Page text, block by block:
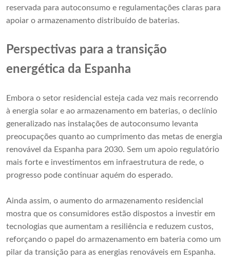
reservada para autoconsumo e regulamentações claras para
apoiar o armazenamento distribuído de baterias.
Perspectivas para a transição
energética da Espanha
Embora o setor residencial esteja cada vez mais recorrendo
à energia solar e ao armazenamento em baterias, o declínio
generalizado nas instalações de autoconsumo levanta
preocupações quanto ao cumprimento das metas de energia
renovável da Espanha para 2030. Sem um apoio regulatório
mais forte e investimentos em infraestrutura de rede, o
progresso pode continuar aquém do esperado.
Ainda assim, o aumento do armazenamento residencial
mostra que os consumidores estão dispostos a investir em
tecnologias que aumentam a resiliência e reduzem custos,
reforçando o papel do armazenamento em bateria como um
pilar da transição para as energias renováveis ​​em Espanha.